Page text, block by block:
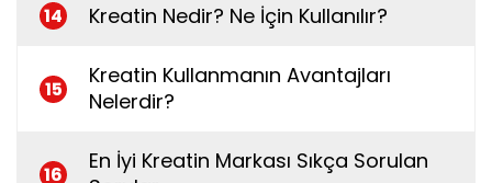
14 Kreatin Nedir? Ne İçin Kullanılır?
15
Kreatin Kullanmanın Avantajları
Nelerdir?
16
En İyi Kreatin Markası Sıkça Sorulan